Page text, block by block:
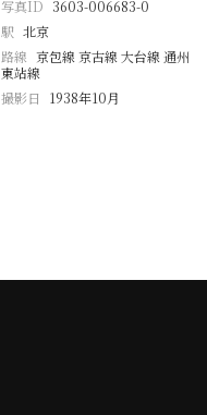
写真ID 3603-006683-0
駅 北京
路線 京包線 京古線 大台線 通州
東站線
撮影日
1938年10月